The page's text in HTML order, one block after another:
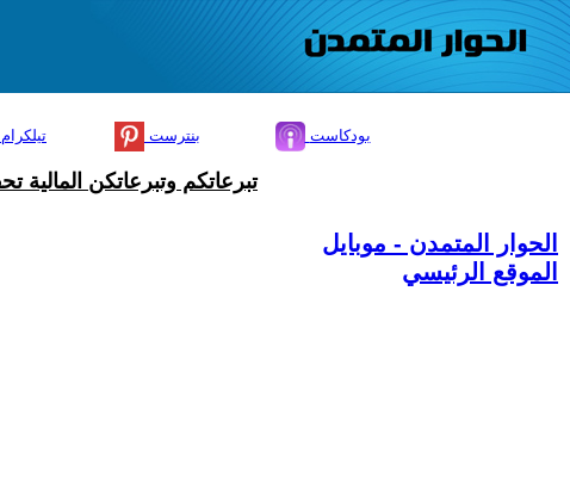
تيلكرام بنترست بودكاست
تبرعاتكم وتبرعاتكن
الحوار المتمدن - موبايل
الموقع الرئيسي